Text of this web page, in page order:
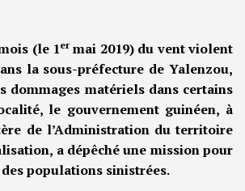
(le 1er mai 2019) du vent violent
la sous-préfecture de Yalenzou,
dommages matériels dans certains
le gouvernement guinéen, à
de l’Administration du territoire
a dépêché une mission pour
populations sinistrées.